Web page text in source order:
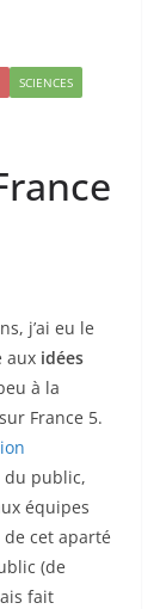
SCIENCES
j’ai eu le
aux idées
à la
France 5.
du public,
équipes
cet aparté
(de
fait